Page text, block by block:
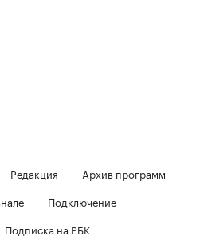
Редакция
Архив программ
Подключение
Подписка на РБК